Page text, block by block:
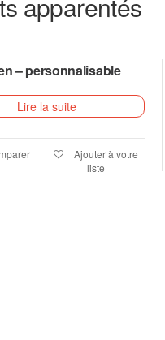
apparentés
– personnalisable
Lire la suite
Ajouter à votre
liste